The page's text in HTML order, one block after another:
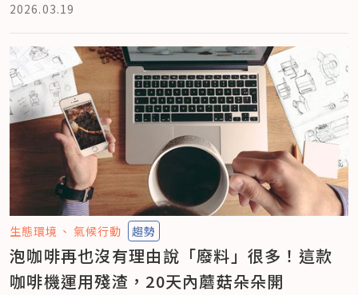
2026.03.19
生態環境 氣候行動 趨勢
泡咖啡再也沒有理由說「廢料」很多！這款
咖啡機運用殘渣，20天內蘑菇朵朵開